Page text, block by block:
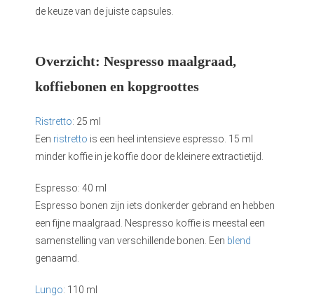
de keuze van de juiste capsules.
Overzicht: Nespresso maalgraad,
koffiebonen en kopgroottes
Ristretto: 25 ml
Een ristretto is een heel intensieve espresso. 15 ml
minder koffie in je koffie door de kleinere extractietijd.
Espresso: 40 ml
Espresso bonen zijn iets donkerder gebrand en hebben
een fijne maalgraad. Nespresso koffie is meestal een
samenstelling van verschillende bonen. Een blend
genaamd.
Lungo: 110 ml